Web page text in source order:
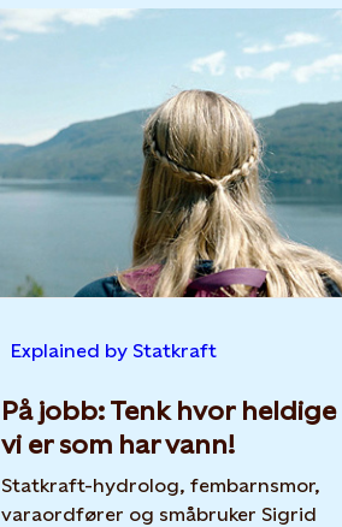
Explained by Statkraft
På jobb: Tenk hvor heldige
vi er som har vann!
Statkraft-hydrolog, fembarnsmor,
varaordfører og småbruker Sigrid